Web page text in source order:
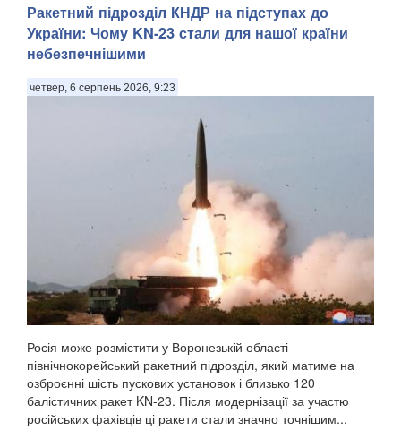
Ракетний підрозділ КНДР на підступах до
України: Чому KN-23 стали для нашої країни
небезпечнішими
четвер, 6 серпень 2026, 9:23
Росія може розмістити у Воронезькій області
північнокорейський ракетний підрозділ, який матиме на
озброєнні шість пускових установок і близько 120
балістичних ракет KN-23. Після модернізації за участю
російських фахівців ці ракети стали значно точнішим...